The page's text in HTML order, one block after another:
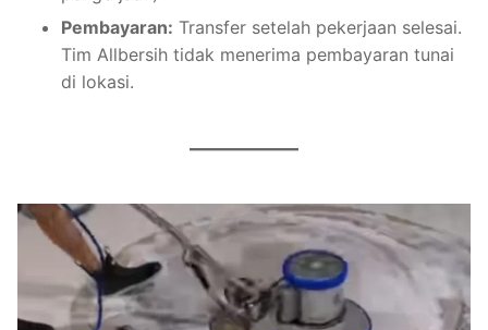
Pembayaran: Transfer setelah pekerjaan selesai.
Tim Allbersih tidak menerima pembayaran tunai
di lokasi.